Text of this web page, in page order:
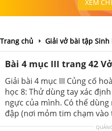
XEM
Trang chủ Giải vở bài tập Sinh
Bài 4 mục III trang 42
Giải bài 4 mục III Củng cố
học 8: Thử dùng tay xác
ngực của mình. Có thể
đập (nơi mỏm tim chạm